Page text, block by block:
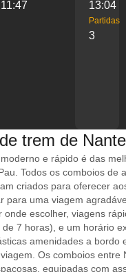
11:47 13:04
Partidas
3
trem de
e rápido é das
Todos os comboios de
criados para oferecer
para uma viagem
onde escolher, viagens
7 horas), e um horário
amenidades a bordo
Os comboios entre
equipadas com